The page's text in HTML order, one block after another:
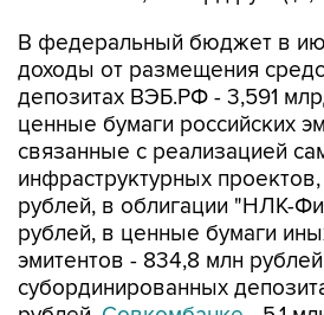
В федеральный бюджет в
доходы от размещения
депозитах ВЭБ.РФ - 3,591
ценные бумаги российских
связанные с реализацией
инфраструктурных
рублей, в облигации "НЛК-
рублей, в ценные бумаги
эмитентов - 834,8 млн
субординированных